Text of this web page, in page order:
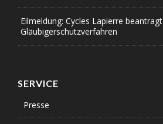
Eilmeldung: Cycles Lapierre beantragt
Gläubigerschutzverfahren
SERVICE
Presse